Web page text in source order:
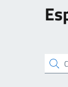
Cerca una parola chiave